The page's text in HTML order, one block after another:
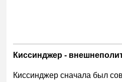
Киссинджер -
Киссинджер сначала был